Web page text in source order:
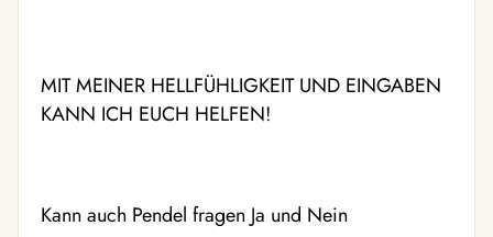
MIT MEINER HELLFÜHLIGKEIT UND EINGABEN
KANN ICH EUCH HELFEN!
Kann auch Pendel fragen Ja und Nein